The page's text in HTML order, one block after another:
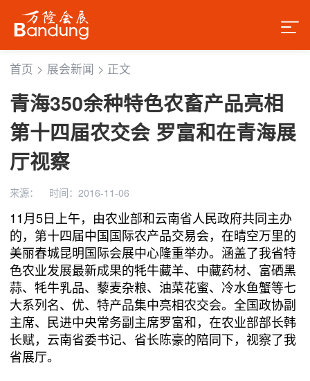
首页 > 展会新闻 > 正文
青海350余种特色农畜产品亮相
第十四届农交会 罗富和在青海展
厅视察
来源： 时间：2016-11-06
11月5日上午，由农业部和云南省人民政府共同主办
的，第十四届中国国际农产品交易会，在晴空万里的
美丽春城昆明国际会展中心隆重举办。涵盖了我省特
色农业发展最新成果的牦牛藏羊、中藏药材、富硒黑
蒜、牦牛乳品、藜麦杂粮、油菜花蜜、冷水鱼蟹等七
大系列名、优、特产品集中亮相农交会。全国政协副
主席、民进中央常务副主席罗富和，在农业部部长韩
长赋，云南省委书记、省长陈豪的陪同下，视察了我
省展厅。